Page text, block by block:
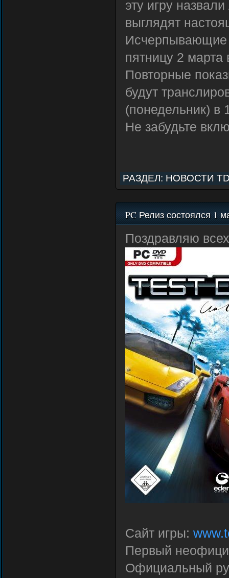
эту игру
выглядят
Исчерпывающие
пятницу 2 марта
Повторные
будут
(понедельник) в
Не забудьте
РАЗДЕЛ: НОВОСТИ
PC Релиз состоялся 1
Поздравляю
Сайт игры:
Первый
Официальный